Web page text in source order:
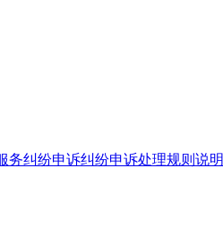
务纠纷申诉纠纷申诉处理规则说明